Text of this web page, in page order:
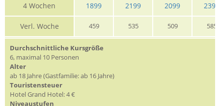
4 Wochen 1899 2199 2099 2399
Verl. Woche 459 535 509 585
Durchschnittliche Kursgröße
6, maximal 10 Personen
Alter
ab 18 Jahre (Gastfamilie: ab 16 Jahre)
Touristensteuer
Hotel Grand Hotel: 4 €
Niveaustufen